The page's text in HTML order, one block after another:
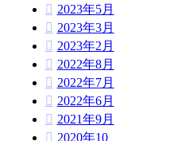
2023年5月
2023年3月
2023年2月
2022年8月
2022年7月
2022年6月
2021年9月
2020年10